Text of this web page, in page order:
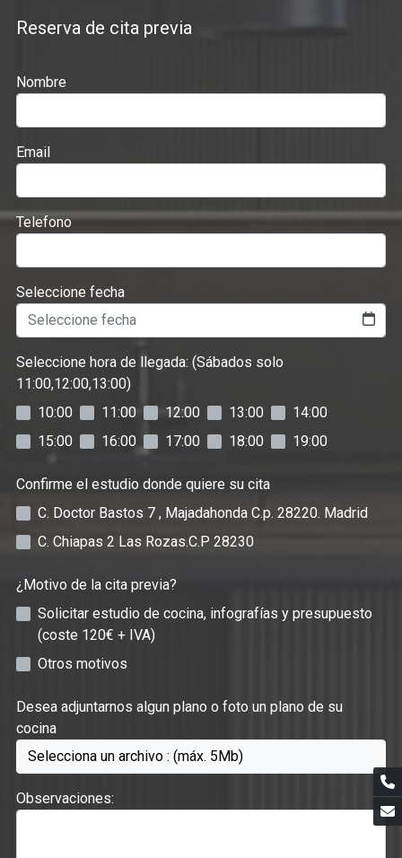
Reserva de cita previa
Nombre
Email
Telefono
Seleccione fecha
Seleccione hora de llegada: (Sábados solo
11:00,12:00,13:00)
10:00
11:00 12:00 13:00
14:00
15:00
16:00 17:00 18:00 19:00
Confirme el estudio donde quiere su cita
C. Doctor Bastos 7 , Majadahonda C.p. 28220. Madrid
C. Chiapas 2 Las Rozas.C.P 28230
¿Motivo de la cita previa?
Solicitar estudio de cocina, infografías y presupuesto
(coste 120€ + IVA)
Otros motivos
Desea adjuntarnos algun plano o foto un plano de su
cocina
Selecciona un archivo : (máx. 5Mb)
Observaciones: